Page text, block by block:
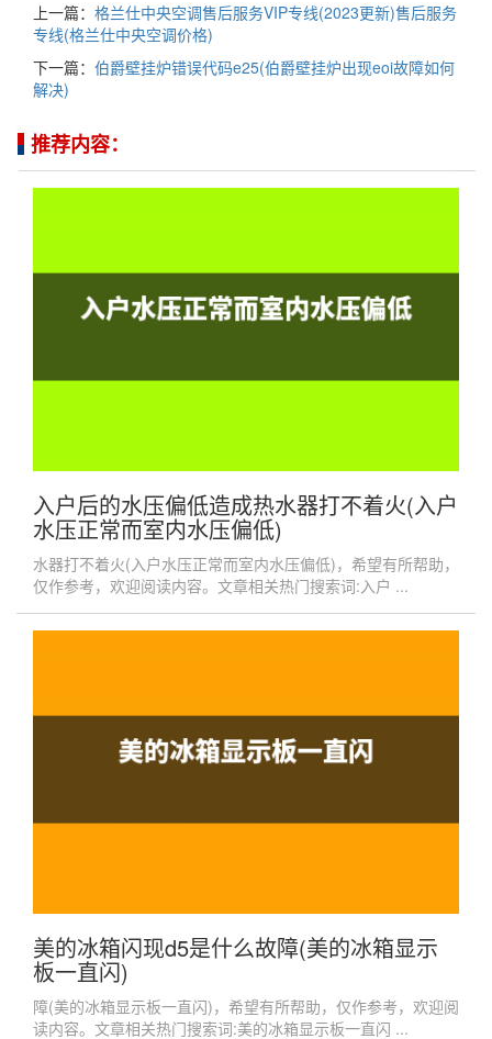
上一篇： 格兰仕中央空调售后服务VIP专线(2023更新)售后服务
专线(格兰仕中央空调价格)
下一篇： 伯爵壁挂炉错误代码e25(伯爵壁挂炉出现eoi故障如何
解决)
推荐内容：
入户后的水压偏低造成热水器打不着火(入户
水压正常而室内水压偏低)
水器打不着火(入户水压正常而室内水压偏低)，希望有所帮助，
仅作参考，欢迎阅读内容。文章相关热门搜索词:入户 ...
美的冰箱闪现d5是什么故障(美的冰箱显示
板一直闪)
障(美的冰箱显示板一直闪)，希望有所帮助，仅作参考，欢迎阅
读内容。文章相关热门搜索词:美的冰箱显示板一直闪 ...